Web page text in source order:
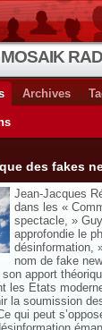
Archives
des fakes
Jean-Jacques
dans les «
spectacle, »
approfondie le
désinformation,
nom de fake
apport
les Etats
la soumission
qui peut